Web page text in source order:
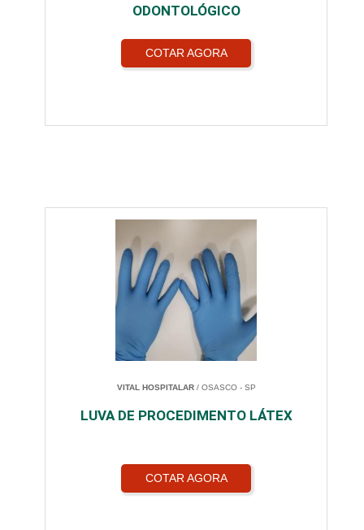
ODONTOLÓGICO
COTAR AGORA
VITAL HOSPITALAR/ OSASCO - SP
LUVA DE PROCEDIMENTO LÁTEX
COTAR AGORA